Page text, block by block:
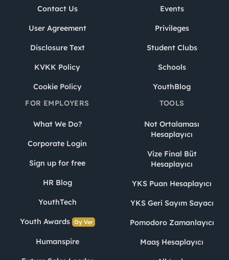
Contact Us
User Agreement
Disclosure Text
KVKK Policy
Cookie Policy
Events
Privileges
Student Clubs
Schools
YouthBlog
FOR EMPLOYERS
What We Do?
Corporate Login
Sign up for free
HR Blog
YouthTech
Youth Awards Oy Ver
Humanspire
TOOLS
Not Ortalaması
Hesaplayıcı
Vize Final Büt
Hesaplayıcı
YKS Puan Hesaplayıcı
YKS Geri Sayım Sayacı
Pomodoro Zamanlayıcı
Maaş Hesaplayıcı